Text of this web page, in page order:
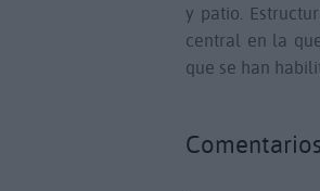
y patio.
central en la
que se han